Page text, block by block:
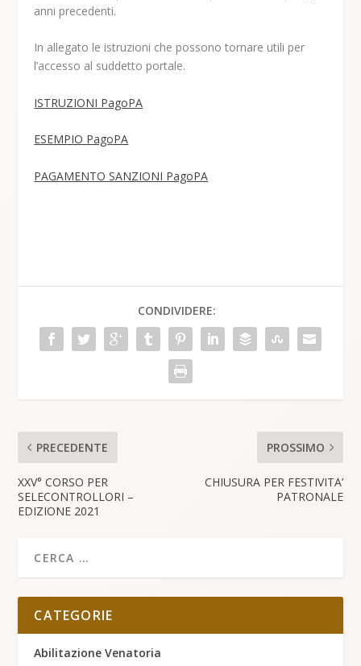
anni precedenti.
In allegato le istruzioni che possono tornare utili per
l’accesso al suddetto portale.
ISTRUZIONI PagoPA
ESEMPIO PagoPA
PAGAMENTO SANZIONI PagoPA
CONDIVIDERE:
PRECEDENTE
XXV° CORSO PER
SELECONTROLLORI –
EDIZIONE 2021
PROSSIMO
CHIUSURA PER FESTIVITA’
PATRONALE
CATEGORIE
Abilitazione Venatoria